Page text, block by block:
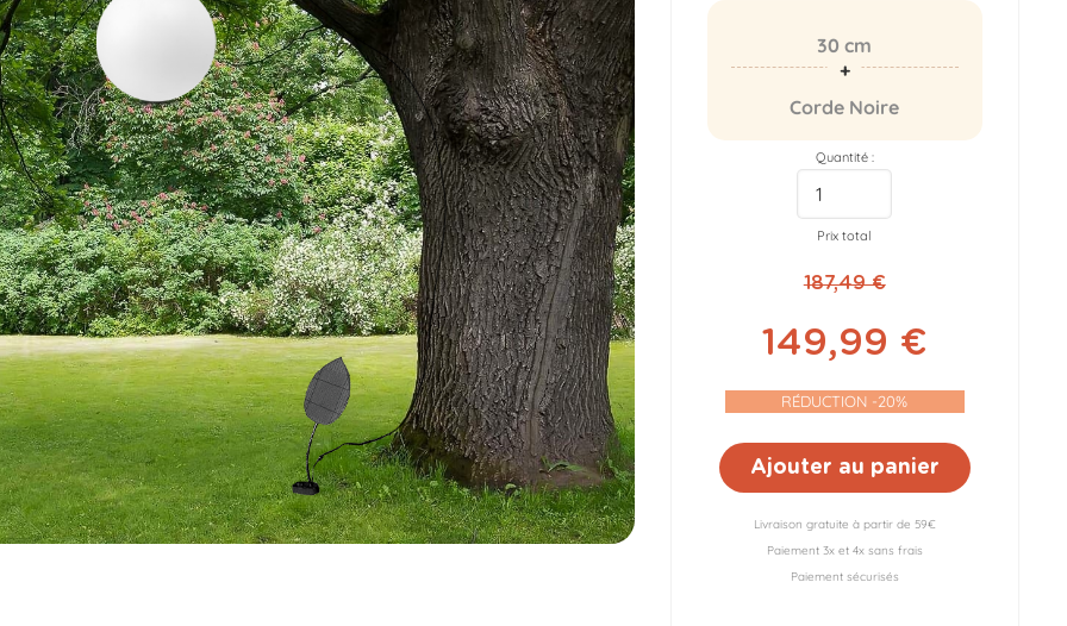
30 cm
Corde Noire
Quantité :
Prix total
187,49 €
149,99 €
RÉDUCTION -20%
Ajouter au panier
Livraison gratuite à partir de 59€
Paiement 3x et 4x sans frais
Paiement sécurisés